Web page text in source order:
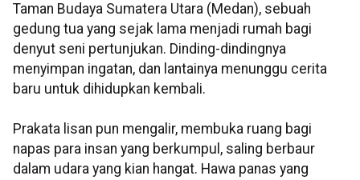
Taman Budaya Sumatera Utara (Medan), sebuah
gedung tua yang sejak lama menjadi rumah bagi
denyut seni pertunjukan. Dinding-dindingnya
menyimpan ingatan, dan lantainya menunggu cerita
baru untuk dihidupkan kembali.
Prakata lisan pun mengalir, membuka ruang bagi
napas para insan yang berkumpul, saling berbaur
dalam udara yang kian hangat. Hawa panas yang